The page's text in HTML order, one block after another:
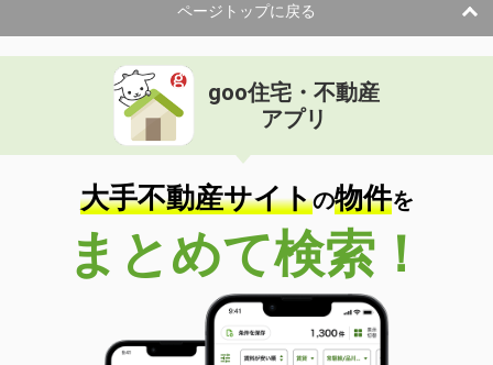
ページトップに戻る
goo住宅・不動産
アプリ
大手不動産サイトの物件を
まとめて検索！